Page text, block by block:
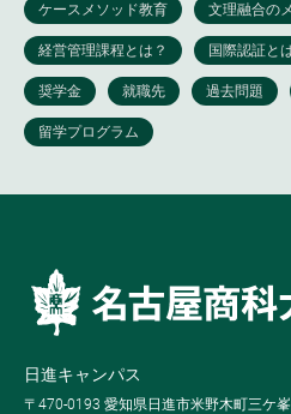
日進キャンパス
〒470-0193 愛知県日進市米野木町三ケ峯